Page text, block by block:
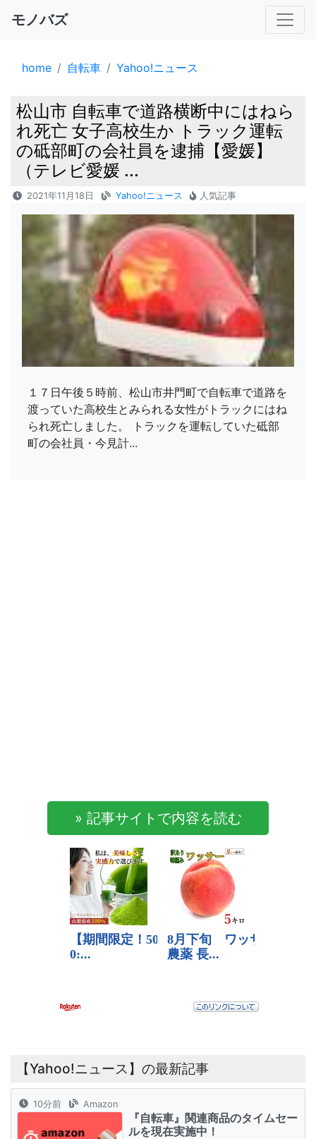
モノバズ
home 自転車 Yahoo!ニュース
松山市 自転車で道路横断中にはねら
れ死亡 女子高校生か トラック運転
の砥部町の会社員を逮捕【愛媛】
（テレビ愛媛 ...
2021年11月18日 Yahoo!ニュース 人気記事
１７日午後５時前、松山市井門町で自転車で道路を
渡っていた高校生とみられる女性がトラックにはね
られ死亡しました。 トラックを運転していた砥部
町の会社員・今見計...
» 記事サイトで内容を読む
【Yahoo!ニュース】の最新記事
10分前 Amazon
『自転車』関連商品のタイムセー
ルを現在実施中！